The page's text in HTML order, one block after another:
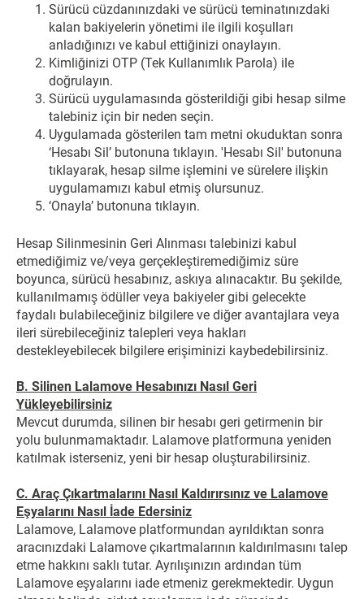
Sürücü cüzdanınızdaki ve sürücü teminatınızdaki
kalan bakiyelerin yönetimi ile ilgili koşulları
anladığınızı ve kabul ettiğinizi onaylayın.
Kimliğinizi OTP (Tek Kullanımlık Parola) ile
doğrulayın.
Sürücü uygulamasında gösterildiği gibi hesap silme
talebiniz için bir neden seçin.
Uygulamada gösterilen tam metni okuduktan sonra
‘Hesabı Sil’ butonuna tıklayın. 'Hesabı Sil' butonuna
tıklayarak, hesap silme işlemini ve sürelere ilişkin
uygulamamızı kabul etmiş olursunuz.
‘Onayla’ butonuna tıklayın.
Hesap Silinmesinin Geri Alınması talebinizi kabul
etmediğimiz ve/veya gerçekleştiremediğimiz süre
boyunca, sürücü hesabınız, askıya alınacaktır. Bu şekilde,
kullanılmamış ödüller veya bakiyeler gibi gelecekte
faydalı bulabileceğiniz bilgilere ve diğer avantajlara veya
ileri sürebileceğiniz talepleri veya hakları
destekleyebilecek bilgilere erişiminizi kaybedebilirsiniz.
B. Silinen Lalamove Hesabınızı Nasıl Geri
Yükleyebilirsiniz
Mevcut durumda, silinen bir hesabı geri getirmenin bir
yolu bulunmamaktadır. Lalamove platformuna yeniden
katılmak isterseniz, yeni bir hesap oluşturabilirsiniz.
C. Araç Çıkartmalarını Nasıl Kaldırırsınız ve Lalamove
Eşyalarını Nasıl İade Edersiniz
Lalamove, Lalamove platformundan ayrıldıktan sonra
aracınızdaki Lalamove çıkartmalarının kaldırılmasını talep
etme hakkını saklı tutar. Ayrılışınızın ardından tüm
Lalamove eşyalarını iade etmeniz gerekmektedir. Uygun